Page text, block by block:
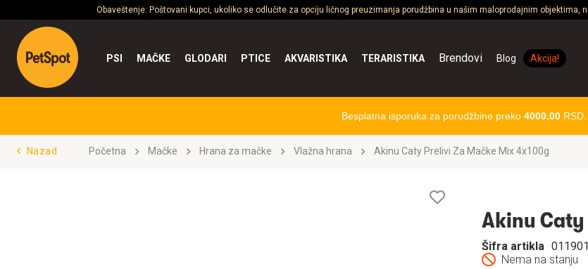
Obaveštenje: Poštovani kupci, ukoliko se odlučite za opciju ličnog preuzimanja porudžbina u našim maloprodajnim
PSI MAČKE GLODARI PTICE AKVARISTIKA TERARISTIKA Brendovi Blog Akcija!
Besplatna isporuka za porudžbine preko 4000.00RSD.
Nazad Početna Mačke Hrana za mačke Vlažna hrana Akinu Caty Prelivi Za Mačke Mix 4x100g
želja
Akinu Caty
Nema na stanju
Šifra artikla 011901